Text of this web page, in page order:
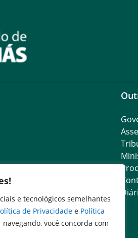
e tecnológicos semelhantes
de Privacidade e Política
você concorda com